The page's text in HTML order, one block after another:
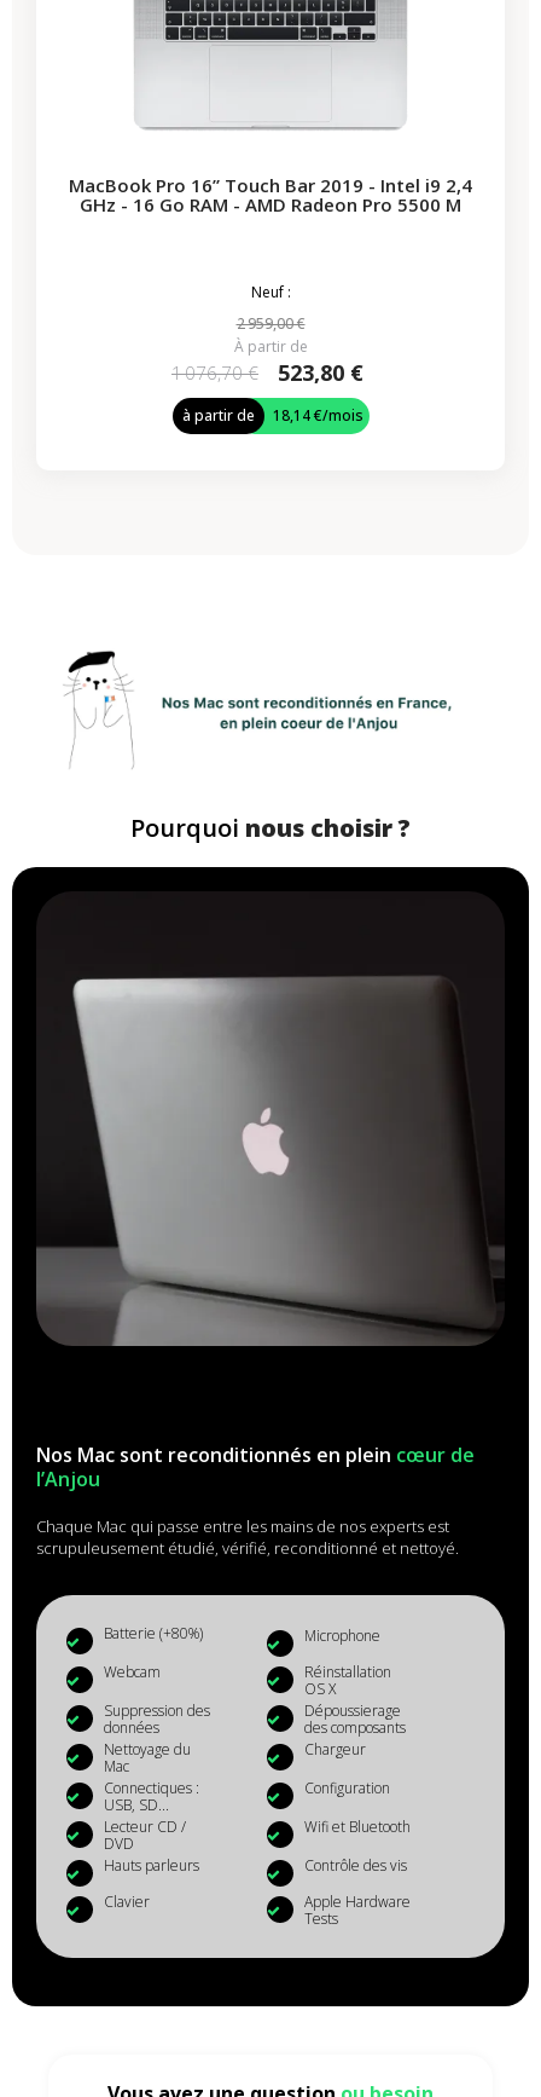
MacBook Pro 16” Touch Bar 2019 - Intel i9 2,4
GHz - 16 Go RAM - AMD Radeon Pro 5500 M
Neuf :
2 959,00 €
À partir de
1 076,70 € 523,80 €
à partir de 18,14 €/mois
Pourquoi nous choisir ?
Nos Mac sont reconditionnés en plein cœur de
l’Anjou
Chaque Mac qui passe entre les mains de nos experts est
scrupuleusement étudié, vérifié, reconditionné et nettoyé.
Batterie (+80%)
Microphone
Webcam
Réinstallation
OS X
Suppression des
données
Dépoussierage
des composants
Nettoyage du
Mac
Chargeur
Connectiques :
USB, SD...
Configuration
Lecteur CD /
DVD
Wifi et Bluetooth
Hauts parleurs
Contrôle des vis
Clavier
Apple Hardware
Tests